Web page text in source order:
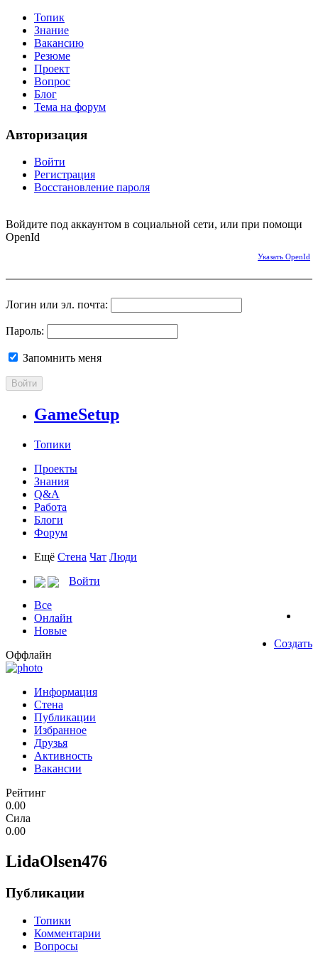
Топик
Знание
Вакансию
Резюме
Проект
Вопрос
Блог
Тема на форум
Авторизация
Войти
Регистрация
Восстановление пароля
Войдите под аккаунтом в социальной сети, или при помощи
OpenId
Указать OpenId
Логин или эл. почта:
Пароль:
Запомнить меня
Войти
GameSetup
Топики
Проекты
Знания
Q&A
Работа
Блоги
Форум
Ещё Стена Чат Люди
Войти
Все
Онлайн
Новые
Создать
Оффлайн
Информация
Стена
Публикации
Избранное
Друзья
Активность
Вакансии
Рейтинг
0.00
Сила
0.00
LidaOlsen476
Публикации
Топики
Комментарии
Вопросы